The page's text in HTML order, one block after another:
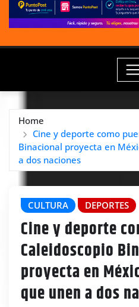
Home
Cine y deporte como
Binacional proyecta en
a dos naciones
CULTURA DEPORTES
Cine y deporte
Caleidoscopio
proyecta en
que unen a dos